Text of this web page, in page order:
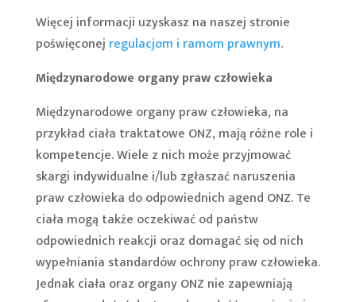
Więcej informacji uzyskasz na naszej stronie
poświęconej regulacjom i ramom prawnym.
Międzynarodowe organy praw człowieka
Międzynarodowe organy praw człowieka, na
przykład ciała traktatowe ONZ, mają różne role i
kompetencje. Wiele z nich może przyjmować
skargi indywidualne i/lub zgłaszać naruszenia
praw człowieka do odpowiednich agend ONZ. Te
ciała mogą także oczekiwać od państw
odpowiednich reakcji oraz domagać się od nich
wypełniania standardów ochrony praw człowieka.
Jednak ciała oraz organy ONZ nie zapewniają